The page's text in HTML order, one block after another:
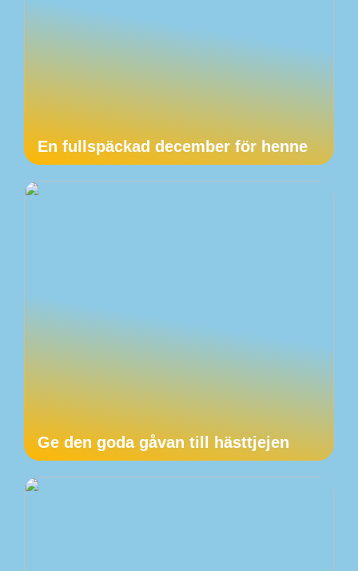
En fullspäckad december för henne
Ge den goda gåvan till hästtjejen